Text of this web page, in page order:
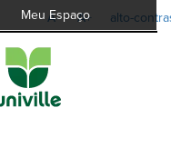
A- A+ alto-
Meu Espaço